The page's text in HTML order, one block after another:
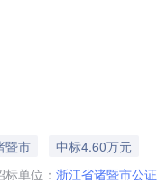
预执〔2022〕12号）、
暨市
中标4.60万元
标单位： 浙江省诸暨市公